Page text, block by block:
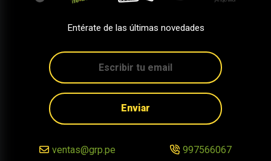
Entérate de las últimas novedades
Enviar
ventas@grp.pe 997566067